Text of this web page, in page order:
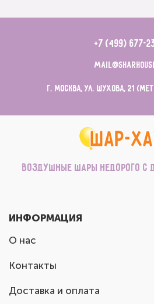
+7 (499) 677-
г. Москва, ул. Шухова, 21
Воздушные шары недорого с
ИНФОРМАЦИЯ
О нас
Контакты
Доставка и оплата